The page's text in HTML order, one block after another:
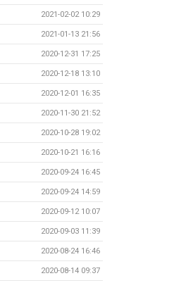
2021-02-02 10:29
2021-01-13 21:56
2020-12-31 17:25
2020-12-18 13:10
2020-12-01 16:35
2020-11-30 21:52
2020-10-28 19:02
2020-10-21 16:16
2020-09-24 16:45
2020-09-24 14:59
2020-09-12 10:07
2020-09-03 11:39
2020-08-24 16:46
2020-08-14 09:37